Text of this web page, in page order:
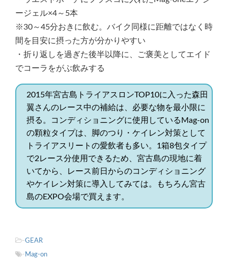
ージェル×4～5本
※30～45分おきに飲む。バイク同様に距離ではなく時
間を目安に摂った方が分かりやすい
・折り返しを過ぎた後半以降に、ご褒美としてエイド
でコーラをがぶ飲みする
2015年宮古島トライアスロンTOP10に入った森田
翼さんのレース中の補給は、必要な物を最小限に
摂る。コンディショニングに使用しているMag-on
の顆粒タイプは、脚のつり・ケイレン対策として
トライアスリートの愛飲者も多い。1箱8包タイプ
で2レース分使用できるため、宮古島の現地に着
いてから、レース前日からのコンディショニング
やケイレン対策に導入してみては。もちろん宮古
島のEXPO会場で買えます。
-GEAR
- Mag-on